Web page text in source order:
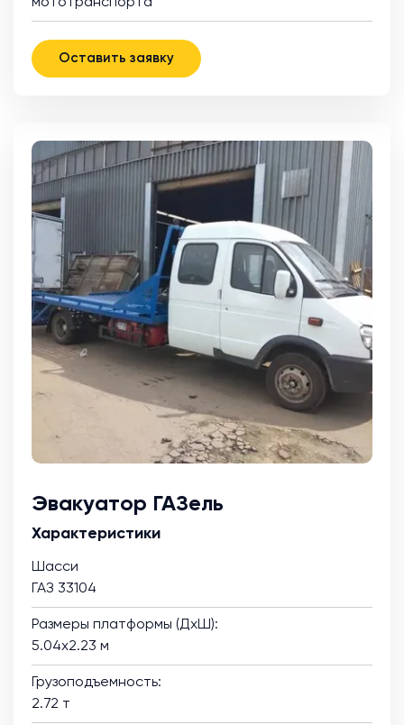
Оставить заявку
Эвакуатор ГАЗель
Характеристики
Шасси
ГАЗ 33104
Размеры платформы (ДхШ):
5.04х2.23 м
Грузоподъемность:
2.72 т